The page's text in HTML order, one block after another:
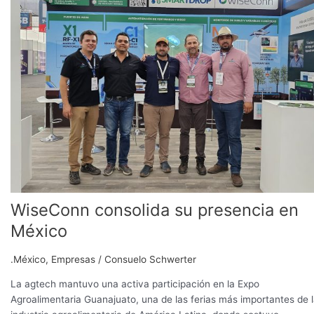
WiseConn consolida su presencia en
México
.México, Empresas / Consuelo Schwerter
La agtech mantuvo una activa participación en la Expo
Agroalimentaria Guanajuato, una de las ferias más importantes de
su
presencia
en
México